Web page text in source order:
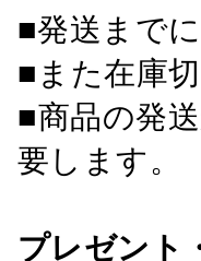
■発送まで
■また在庫
■商品の発
要します。
プレゼント